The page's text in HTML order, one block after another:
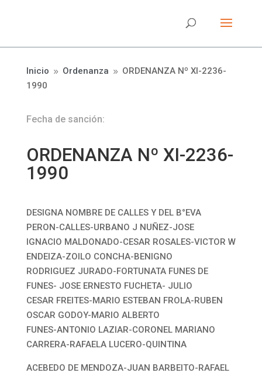
Inicio 9 Ordenanza 9 ORDENANZA Nº XI-2236-
1990
Fecha de sanción:
ORDENANZA Nº XI-2236-
1990
DESIGNA NOMBRE DE CALLES Y DEL B°EVA
PERON-CALLES-URBANO J NUÑEZ-JOSE
IGNACIO MALDONADO-CESAR ROSALES-VICTOR W
ENDEIZA-ZOILO CONCHA-BENIGNO
RODRIGUEZ JURADO-FORTUNATA FUNES DE
FUNES- JOSE ERNESTO FUCHETA- JULIO
CESAR FREITES-MARIO ESTEBAN FROLA-RUBEN
OSCAR GODOY-MARIO ALBERTO
FUNES-ANTONIO LAZIAR-CORONEL MARIANO
CARRERA-RAFAELA LUCERO-QUINTINA
ACEBEDO DE MENDOZA-JUAN BARBEITO-RAFAEL